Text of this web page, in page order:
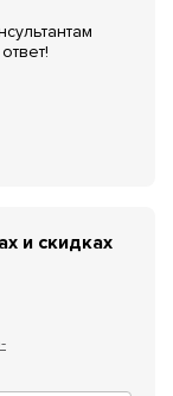
и скидках